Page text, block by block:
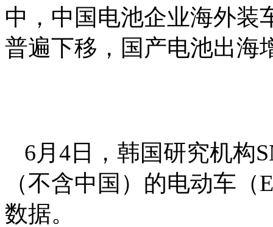
中，中国电池企业海外装
普遍下移，国产电池出海
6月4日，韩国研究机构
（不含中国）的电动车
数据。